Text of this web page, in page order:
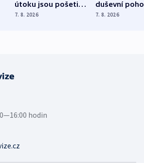
útoku jsou pošetilé,
míní estonský
7. 8. 2026
duševní
ukázala
7. 8. 2026
hodin